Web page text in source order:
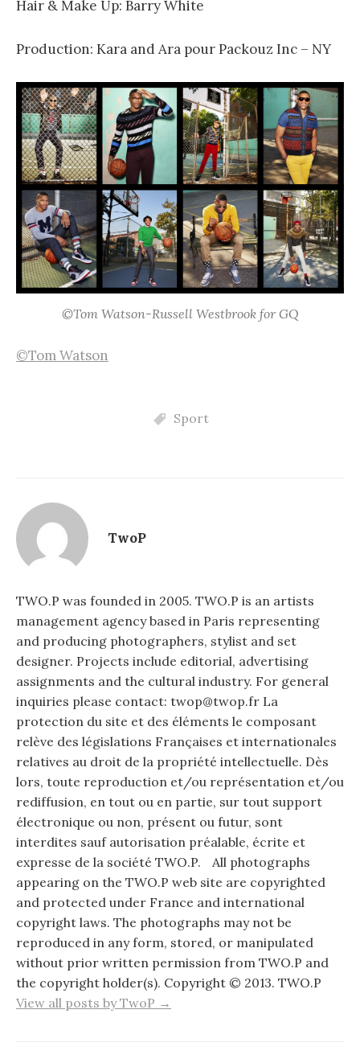
Hair & Make Up: Barry White
Production: Kara and Ara pour Packouz Inc – NY
©Tom Watson-Russell Westbrook for GQ
©Tom Watson
Sport
TwoP
TWO.P was founded in 2005. TWO.P is an artists
management agency based in Paris representing
and producing photographers, stylist and set
designer. Projects include editorial, advertising
assignments and the cultural industry. For general
inquiries please contact: twop@twop.fr La
protection du site et des éléments le composant
relève des législations Françaises et internationales
relatives au droit de la propriété intellectuelle. Dès
lors, toute reproduction et/ou représentation et/ou
rediffusion, en tout ou en partie, sur tout support
électronique ou non, présent ou futur, sont
interdites sauf autorisation préalable, écrite et
expresse de la société TWO.P. All photographs
appearing on the TWO.P web site are copyrighted
and protected under France and international
copyright laws. The photographs may not be
reproduced in any form, stored, or manipulated
without prior written permission from TWO.P and
the copyright holder(s). Copyright © 2013. TWO.P
View all posts by TwoP →